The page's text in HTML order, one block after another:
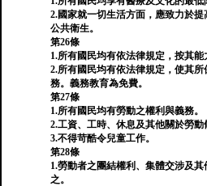
2.國家就一切生活方面，應致力於
公共衛生。
第26條
1.所有國民均有依法律規定，按其能
2.所有國民均有依法律規定，使其
務。義務教育為免費。
第27條
1.所有國民均有勞動之權利與義務。
2.工資、工時、休息及其他關於勞動
3.不得苛酷令兒童工作。
第28條
1.勞動者之團結權利、集體交涉及
之。